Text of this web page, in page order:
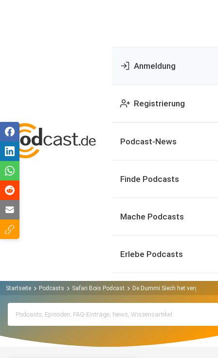
Anmeldung
Registrierung
Podcast-News
Finde Podcasts
Mache Podcasts
Erlebe Podcasts
Startseite Podcasts Safari Bois Podcast De Dummi Siech het vergesse